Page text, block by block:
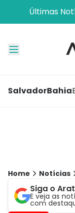
Últimas
SalvadorBahia
Home Notícias
Siga o
E veja as
com